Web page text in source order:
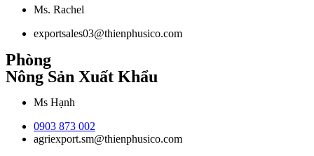
Ms. Rachel
exportsales03@thienphusico.com
Phòng
Nông Sản Xuất Khẩu
Ms Hạnh
0903 873 002
agriexport.sm@thienphusico.com